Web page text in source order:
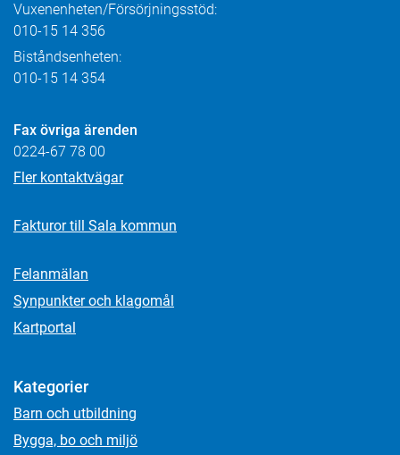
Vuxenenheten/Försörjningsstöd:
010-15 14 356
Biståndsenheten:
010-15 14 354
Fax övriga ärenden
0224-67 78 00
Fler kontaktvägar
Fakturor till Sala kommun
Felanmälan
Synpunkter och klagomål
Kartportal
Kategorier
Barn och utbildning
Bygga, bo och miljö